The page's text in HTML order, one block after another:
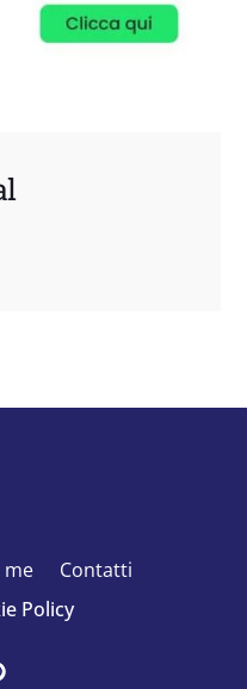
me
Contatti
Policy